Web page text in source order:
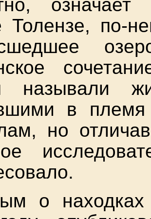
Толензе, по-
называли
в
но
о находках